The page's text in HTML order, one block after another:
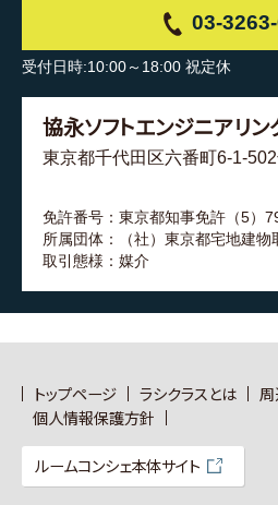
03-
受付日時:10:00～18:00 祝定休
協永ソフトエンジニアリン
東京都千代田区六番町6-1-
免許番号：東京都知事免許（5）
所属団体：（社）東京都宅地建物
取引態様：媒介
トップページ ラシクラスとは
個人情報保護方針
ルームコンシェ本体サイト